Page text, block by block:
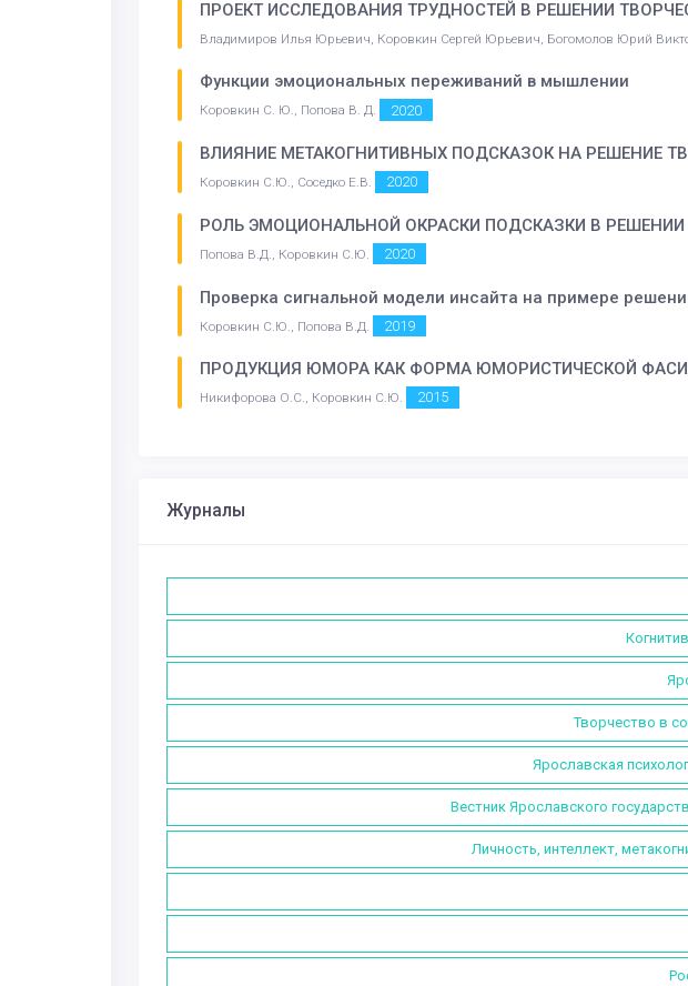
ПРОЕКТ ИССЛЕДОВАНИЯ ТРУДНОСТЕЙ В РЕШЕНИИ
Владимиров Илья Юрьевич, Коровкин Сергей Юрьевич, Богомолов Юрий
Функции эмоциональных переживаний в мышлении
Коровкин С. Ю., Попова В. Д. 2020
ВЛИЯНИЕ МЕТАКОГНИТИВНЫХ ПОДСКАЗОК НА РЕШЕНИЕ
Коровкин С.Ю., Соседко Е.В. 2020
РОЛЬ ЭМОЦИОНАЛЬНОЙ ОКРАСКИ ПОДСКАЗКИ В
Попова В.Д., Коровкин С.Ю. 2020
Проверка сигнальной модели инсайта на примере
Коровкин С.Ю., Попова В.Д. 2019
ПРОДУКЦИЯ ЮМОРА КАК ФОРМА ЮМОРИСТИЧЕСКОЙ
Никифорова О.С., Коровкин С.Ю. 2015
Журналы
Творчество в
Ярославская
Вестник Ярославского
Личность, интеллект,